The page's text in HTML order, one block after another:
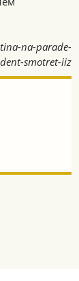
na-parade-
smotret-iiz